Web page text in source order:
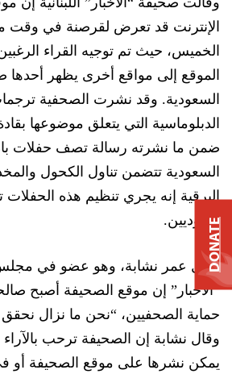
الإنترنت قد تعرض لقرصنة في وقت
الخميس، حيث تم توجيه القراء
الموقع إلى مواقع أخرى يظهر أحدها
السعودية. وقد نشرت الصحفية
الدبلوماسية التي يتعلق موضوعها
ضمن ما نشرته رسالة تصف حفلات
السعودية تتضمن تناول الكحول
البرقية إنه يجري تنظيم هذه الحفلات
سعوديين.
وقال عمر نشابة، وهو عضو في
“الأخبار” إن موقع الصحيفة أصبح
حماية الصحفيين، “نحن ما نزال
وقال نشابة إن الصحيفة ترحب بالآراء
يمكن نشرها على موقع الصحيفة أو
DONATE